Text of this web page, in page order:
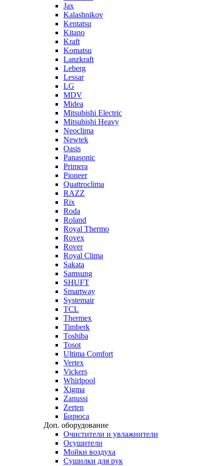
Jax
Kalashnikov
Kentatsu
Kitano
Kraft
Komatsu
Lanzkraft
Leberg
Lessar
LG
MDV
Midea
Mitsubishi Electric
Mitsubishi Heavy
Neoclima
Newtek
Oasis
Panasonic
Primera
Pioneer
Quattroclima
RAZZ
Rix
Roda
Roland
Royal Thermo
Rovex
Rover
Royal Clima
Sakata
Samsung
SHUFT
Smartway
Systemair
TCL
Thermex
Timberk
Toshiba
Tosot
Ultima Comfort
Vertex
Vickers
Whirlpool
Xigma
Zanussi
Zerten
Бирюса
Доп. оборудование
Очистители и увлажнители
Осушители
Мойки воздуха
Сушилки для рук